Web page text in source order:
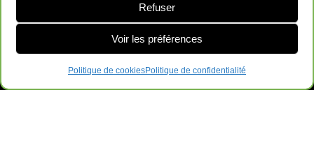
Refuser
Voir les préférences
Politique de cookiesPolitique de confidentialité